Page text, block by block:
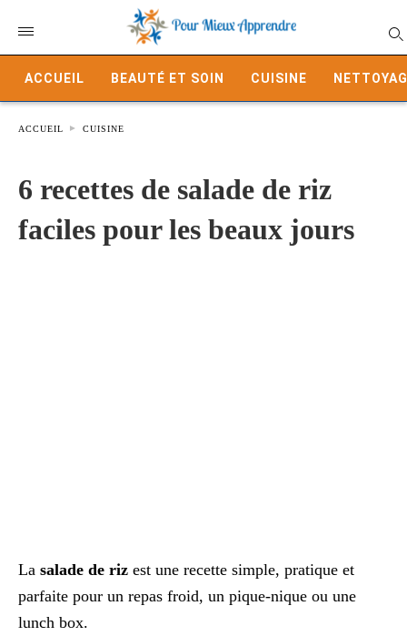
ACCUEIL BEAUTÉ ET SOIN CUISINE
ACCUEIL CUISINE
6 recettes de salade de riz
faciles pour les beaux jours
La salade de riz est une recette simple, pratique et
parfaite pour un repas froid, un pique-nique ou une
lunch box.